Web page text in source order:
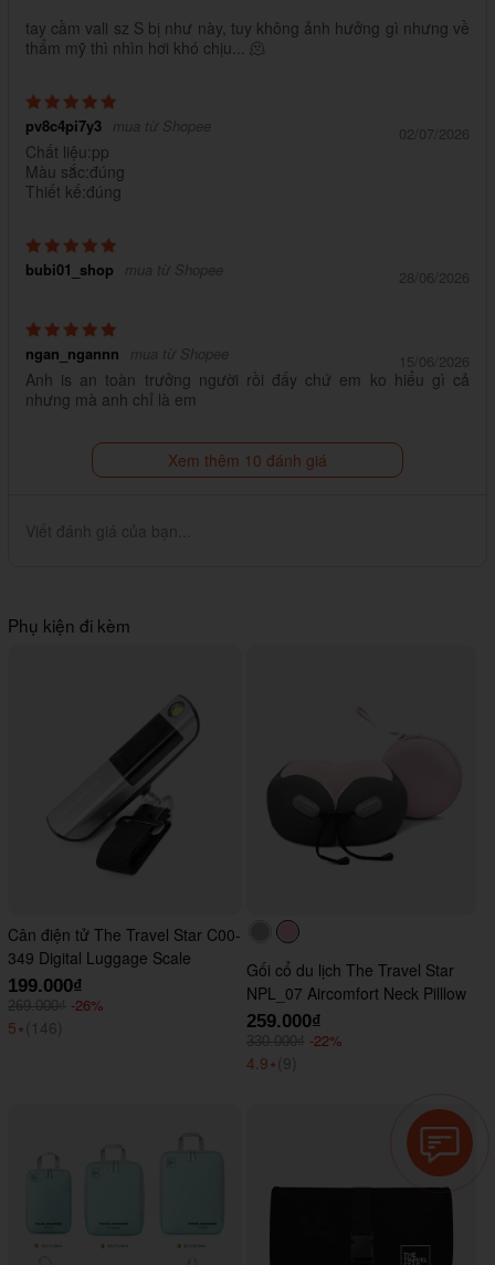
tay cầm vali sz S bị như này, tuy không ảnh hưởng gì nhưng về
thẩm mỹ thì nhìn hơi khó chịu... 🫠
pv8c4pi7y3 mua từ Shopee 02/07/2026
Chất liệu:pp
Màu sắc:đúng
Thiết kế:đúng
bubi01_shop mua từ Shopee 28/06/2026
ngan_ngannn mua từ Shopee 15/06/2026
Anh is an toàn trưởng người rồi đấy chứ em ko hiểu gì cả
nhưng mà anh chỉ là em
Xem thêm 10 đánh giá
Viết đánh giá của bạn...
Phụ kiện đi kèm
Cân điện tử The Travel Star C00-
349 Digital Luggage Scale
199.000₫
269.000₫ -26%
5⭑ (146)
#acacac
Gối cổ du lịch The Travel Star
NPL_07 Aircomfort Neck Pilllow
259.000₫
330.000₫ -22%
4.9⭑ (9)